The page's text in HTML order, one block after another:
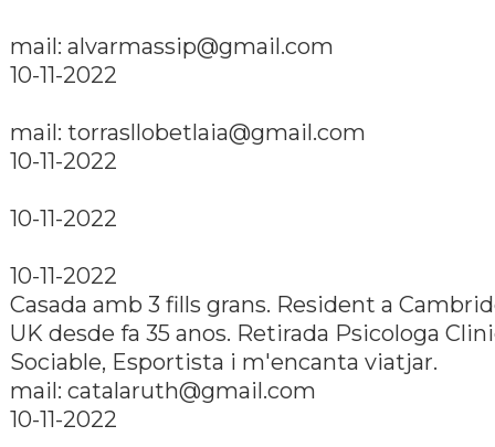
mail: alvarmassip@gmail.com
10-11-2022
mail: torrasllobetlaia@gmail.com
10-11-2022
10-11-2022
10-11-2022
Casada amb 3 fills grans. Resident a
UK desde fa 35 anos. Retirada Psicologa
Sociable, Esportista i m'encanta viatjar.
mail: catalaruth@gmail.com
10-11-2022